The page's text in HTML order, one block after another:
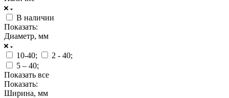
В наличии
Показать:
Диаметр, мм
10-40;
2 - 40;
5 – 40;
Показать все
Показать:
Ширина, мм